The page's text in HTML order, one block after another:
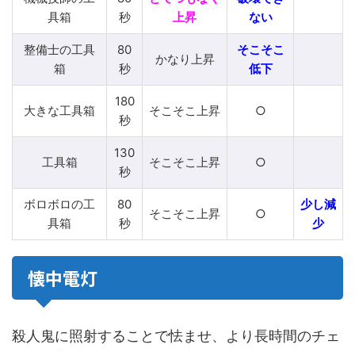
具箱
秒
上昇
ない
整備士の工具
箱
80
秒
かなり上昇
そこそこ
低下
大きな工具箱
180
秒
そこそこ上昇 ○
工具箱
130
秒
そこそこ上昇 ○
ボロボロの工
具箱
80
秒
そこそこ上昇 ○
少し減
少
懐中電灯
殺人鬼に照射することで怯ませ、より長時間のチェ